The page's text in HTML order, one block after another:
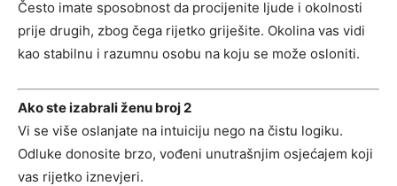
Često imate sposobnost da procijenite ljude i okolnosti
prije drugih, zbog čega rijetko griješite. Okolina vas vidi
kao stabilnu i razumnu osobu na koju se može osloniti.
Ako ste izabrali ženu broj 2
Vi se više oslanjate na intuiciju nego na čistu logiku.
Odluke donosite brzo, vođeni unutrašnjim osjećajem koji
vas rijetko iznevjeri.